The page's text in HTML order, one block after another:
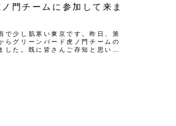
門チームに参加して来ま
で少し肌寒い東京です。昨日、第
らグリーンバード虎ノ門チームの
した。既に皆さんご存知と思いま